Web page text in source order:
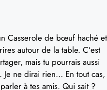
Casserole de bœuf haché et
autour de la table. C’est
mais tu pourrais aussi
ne dirai rien… En tout cas,
à tes amis. Qui sait ?